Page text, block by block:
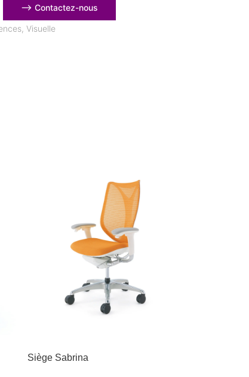
⟶ Contactez-nous
,Visuelle
Siège Sabrina